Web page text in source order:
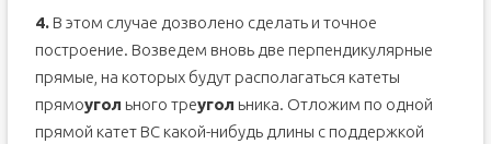
4.В этом случае дозволено сделать и точное
построение. Возведем вновь две перпендикулярные
прямые, на которых будут располагаться катеты
прямоугол ьного треугол ьника. Отложим по одной
прямой катет BC какой-нибудь длины с поддержкой